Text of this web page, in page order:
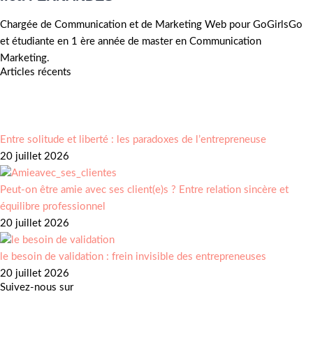
Chargée de Communication et de Marketing Web pour GoGirlsGo
et étudiante en 1 ère année de master en Communication
Marketing.
Articles récents
Entre solitude et liberté : les paradoxes de l’entrepreneuse
20 juillet 2026
Peut-on être amie avec ses client(e)s ? Entre relation sincère et
équilibre professionnel
20 juillet 2026
le besoin de validation : frein invisible des entrepreneuses
20 juillet 2026
Suivez-nous sur